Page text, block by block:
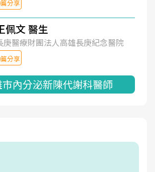
分享
佩文 醫生
庚醫療財團法人高雄長庚紀念醫院
分享
內分泌新陳代謝科醫師